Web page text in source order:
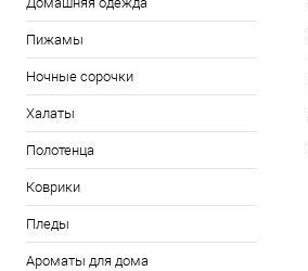
Пижамы
Ночные сорочки
Халаты
Полотенца
Коврики
Пледы
Ароматы для дома